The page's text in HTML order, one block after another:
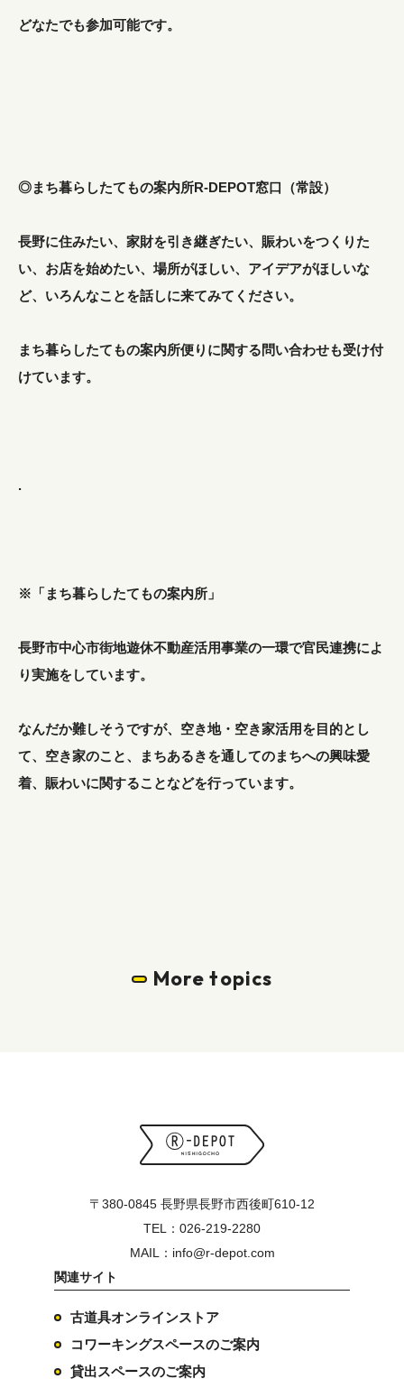
どなたでも参加可能です。
◎まち暮らしたてもの案内所R-DEPOT窓口（常設）
長野に住みたい、家財を引き継ぎたい、賑わいをつくりた
い、お店を始めたい、場所がほしい、アイデアがほしいな
ど、いろんなことを話しに来てみてください。
まち暮らしたてもの案内所便りに関する問い合わせも受け付
けています。
.
※「まち暮らしたてもの案内所」
長野市中心市街地遊休不動産活用事業の一環で官民連携によ
り実施をしています。
なんだか難しそうですが、空き地・空き家活用を目的とし
て、空き家のこと、まちあるきを通してのまちへの興味愛
着、賑わいに関することなどを行っています。
More topics
〒380-0845 長野県長野市西後町610-12
TEL：026-219-2280
MAIL：info@r-depot.com
関連サイト
古道具オンラインストア
コワーキングスペースのご案内
貸出スペースのご案内